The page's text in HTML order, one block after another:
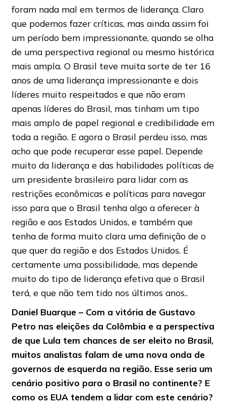
foram nada mal em termos de liderança. Claro
que podemos fazer críticas, mas ainda assim foi
um período bem impressionante, quando se olha
de uma perspectiva regional ou mesmo histórica
mais ampla. O Brasil teve muita sorte de ter 16
anos de uma liderança impressionante e dois
líderes muito respeitados e que não eram
apenas líderes do Brasil, mas tinham um tipo
mais amplo de papel regional e credibilidade em
toda a região. E agora o Brasil perdeu isso, mas
acho que pode recuperar esse papel. Depende
muito da liderança e das habilidades políticas de
um presidente brasileiro para lidar com as
restrições econômicas e políticas para navegar
isso para que o Brasil tenha algo a oferecer à
região e aos Estados Unidos, e também que
tenha de forma muito clara uma definição de o
que quer da região e dos Estados Unidos. É
certamente uma possibilidade, mas depende
muito do tipo de liderança efetiva que o Brasil
terá, e que não tem tido nos últimos anos..
Daniel Buarque – Com a vitória de Gustavo
Petro nas eleições da Colômbia e a perspectiva
de que Lula tem chances de ser eleito no Brasil,
muitos analistas falam de uma nova onda de
governos de esquerda na região. Esse seria um
cenário positivo para o Brasil no continente? E
como os EUA tendem a lidar com este cenário?